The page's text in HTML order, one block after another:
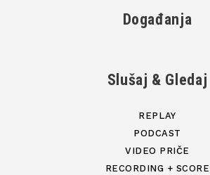
Događanja
Slušaj & Gledaj
REPLAY
PODCAST
VIDEO PRIČE
RECORDING + SCORE